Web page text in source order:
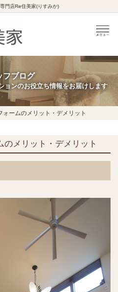
門店Re住美家(りすみか)
フブログ
ョンのお役立ち情報をお届けします
ォームのメリット・デメリット
メリット・デメリット